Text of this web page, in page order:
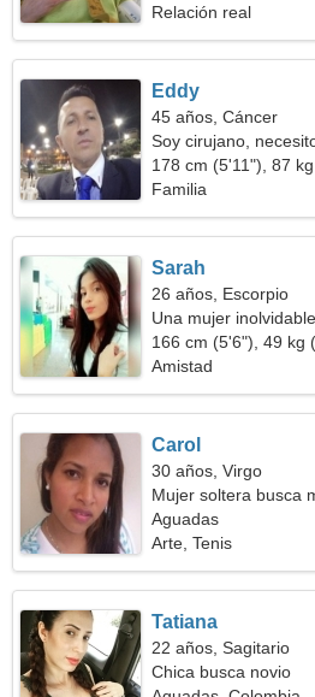
Relación real
Eddy
45 años, Cáncer
Soy cirujano,
178 cm (5'11"), 87
Familia
Sarah
26 años, Escorpio
Una mujer
166 cm (5'6"), 49 kg
Amistad
Carol
30 años, Virgo
Mujer soltera busca
Aguadas
Arte, Tenis
Tatiana
22 años, Sagitario
Chica busca novio